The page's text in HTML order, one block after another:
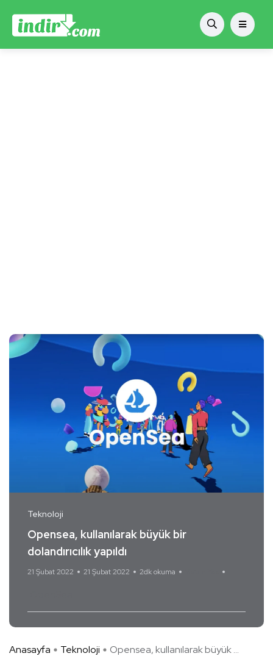
Teknoloji
Opensea, kullanılarak büyük bir
dolandırıcılık yapıldı
21 Şubat 2022 21 Şubat 2022 2dk okuma
Anasayfa Teknoloji Opensea, kullanılarak büyük ...